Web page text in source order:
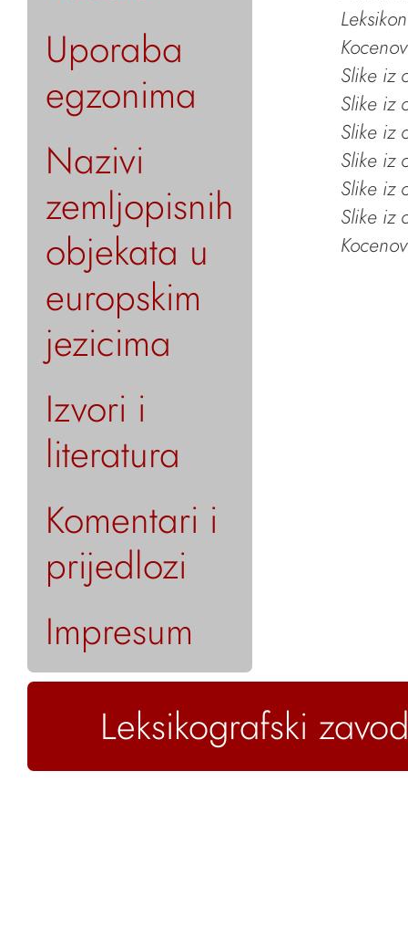
Uporaba
egzonima
Nazivi
zemljopisnih
objekata u
europskim
jezicima
Izvori i
literatura
Komentari i
prijedlozi
Impresum
Slike iz
Slike iz
Slike iz
Slike iz
Slike iz
Slike iz
Leksikografski